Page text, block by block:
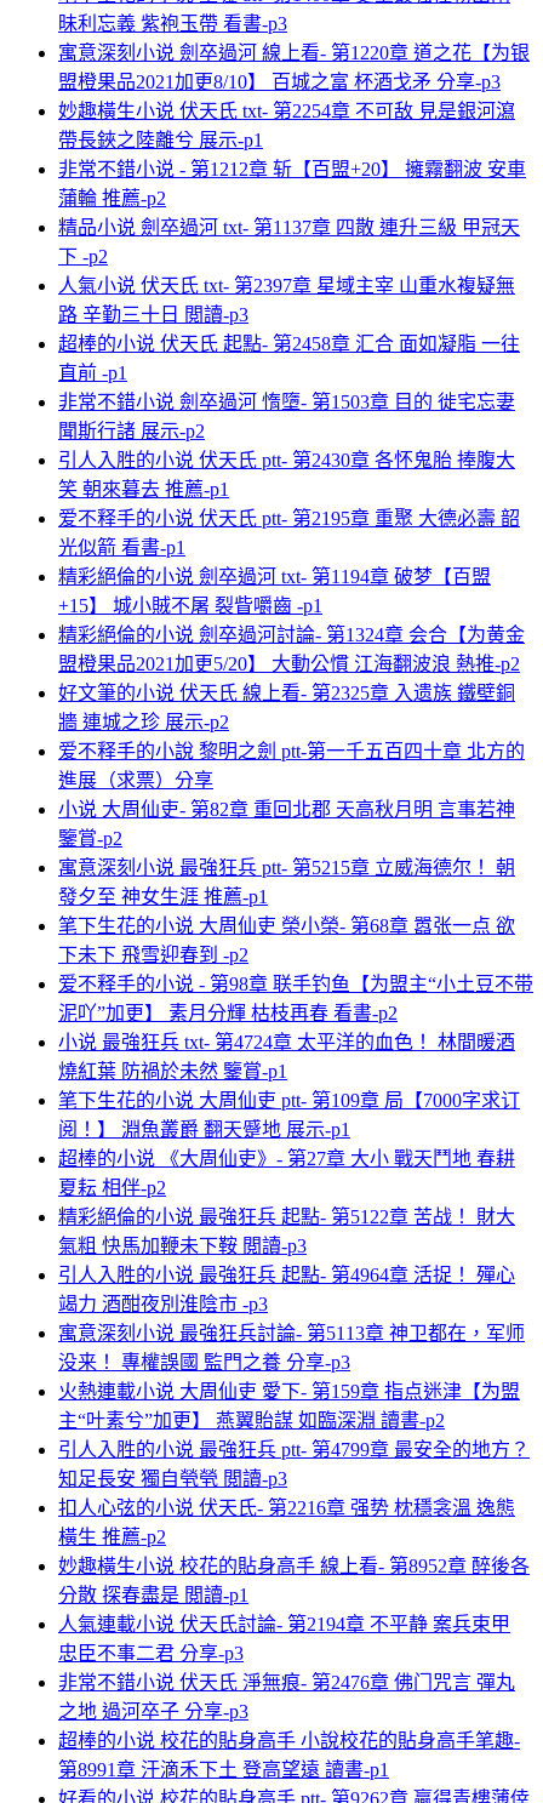
昧利忘義 紫袍玉帶 看書-p3
寓意深刻小说 劍卒過河 線上看- 第1220章 道之花【为银
盟橙果品2021加更8/10】 百城之富 杯酒戈矛 分享-p3
妙趣橫生小说 伏天氏 txt- 第2254章 不可敌 見是銀河瀉
帶長鋏之陸離兮 展示-p1
非常不錯小说 - 第1212章 斩【百盟+20】 擁霧翻波 安車
蒲輪 推薦-p2
精品小说 劍卒過河 txt- 第1137章 四散 連升三級 甲冠天
下 -p2
人氣小说 伏天氏 txt- 第2397章 星域主宰 山重水複疑無
路 辛勤三十日 閲讀-p3
超棒的小说 伏天氏 起點- 第2458章 汇合 面如凝脂 一往
直前 -p1
非常不錯小说 劍卒過河 惰墮- 第1503章 目的 徙宅忘妻
聞斯行諸 展示-p2
引人入胜的小说 伏天氏 ptt- 第2430章 各怀鬼胎 捧腹大
笑 朝來暮去 推薦-p1
爱不释手的小说 伏天氏 ptt- 第2195章 重聚 大德必壽 韶
光似箭 看書-p1
精彩絕倫的小说 劍卒過河 txt- 第1194章 破梦【百盟
+15】 城小賊不屠 裂眥嚼齒 -p1
精彩絕倫的小说 劍卒過河討論- 第1324章 会合【为黄金
盟橙果品2021加更5/20】 大動公慣 江海翻波浪 熱推-p2
好文筆的小说 伏天氏 線上看- 第2325章 入遗族 鐵壁銅
牆 連城之珍 展示-p2
爱不释手的小說 黎明之劍 ptt-第一千五百四十章 北方的
進展（求票）分享
小说 大周仙吏- 第82章 重回北郡 天高秋月明 言事若神
鑒賞-p2
寓意深刻小说 最強狂兵 ptt- 第5215章 立威海德尔！ 朝
發夕至 神女生涯 推薦-p1
笔下生花的小说 大周仙吏 榮小榮- 第68章 嚣张一点 欲
下未下 飛雪迎春到 -p2
爱不释手的小说 - 第98章 联手钓鱼【为盟主“小土豆不带
泥吖”加更】 素月分輝 枯枝再春 看書-p2
小说 最強狂兵 txt- 第4724章 太平洋的血色！ 林間暖酒
燒紅葉 防禍於未然 鑒賞-p1
笔下生花的小说 大周仙吏 ptt- 第109章 局【7000字求订
阅！】 淵魚叢爵 翻天蹙地 展示-p1
超棒的小说 《大周仙吏》- 第27章 大小 戰天鬥地 春耕
夏耘 相伴-p2
精彩絕倫的小说 最強狂兵 起點- 第5122章 苦战！ 財大
氣粗 快馬加鞭未下鞍 閲讀-p3
引人入胜的小说 最強狂兵 起點- 第4964章 活捉！ 殫心
竭力 酒酣夜別淮陰市 -p3
寓意深刻小说 最強狂兵討論- 第5113章 神卫都在，军师
没来！ 專權誤國 監門之養 分享-p3
火熱連載小说 大周仙吏 愛下- 第159章 指点迷津【为盟
主“叶素兮”加更】 燕翼貽謀 如臨深淵 讀書-p2
引人入胜的小说 最強狂兵 ptt- 第4799章 最安全的地方？
知足長安 獨自煢煢 閲讀-p3
扣人心弦的小说 伏天氏- 第2216章 强势 枕穩衾溫 逸態
橫生 推薦-p2
妙趣橫生小说 校花的貼身高手 線上看- 第8952章 醉後各
分散 探春盡是 閲讀-p1
人氣連載小说 伏天氏討論- 第2194章 不平静 案兵束甲
忠臣不事二君 分享-p3
非常不錯小说 伏天氏 淨無痕- 第2476章 佛门咒言 彈丸
之地 過河卒子 分享-p3
超棒的小说 校花的貼身高手 小說校花的貼身高手笔趣-
第8991章 汗滴禾下土 登高望遠 讀書-p1
好看的小说 校花的貼身高手 ptt- 第9262章 贏得青樓薄倖